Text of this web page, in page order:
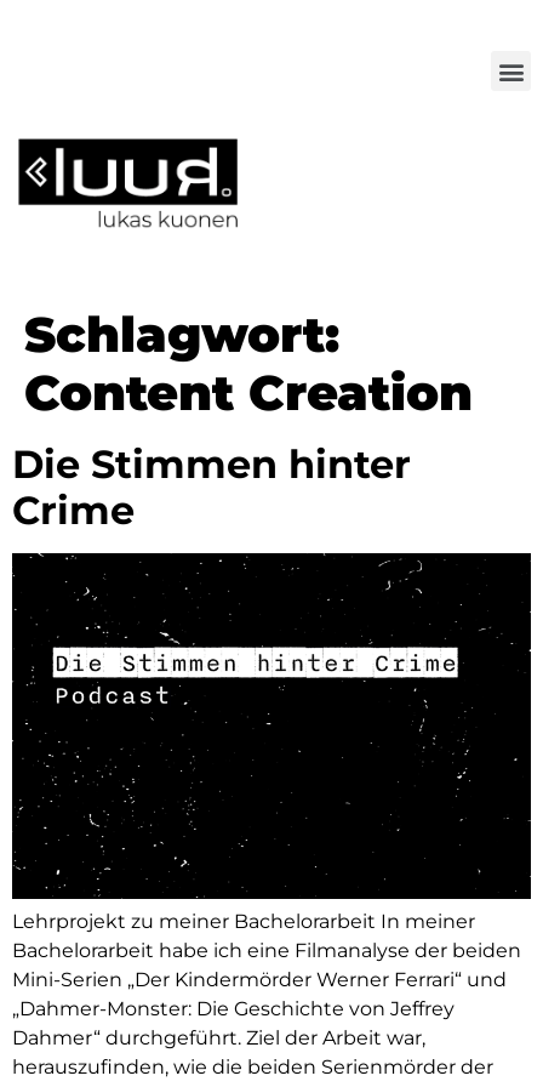
Schlagwort:
Content Creation
Die Stimmen hinter
Crime
Lehrprojekt zu meiner Bachelorarbeit In meiner
Bachelorarbeit habe ich eine Filmanalyse der beiden
Mini-Serien „Der Kindermörder Werner Ferrari“ und
„Dahmer-Monster: Die Geschichte von Jeffrey
Dahmer“ durchgeführt. Ziel der Arbeit war,
herauszufinden, wie die beiden Serienmörder der